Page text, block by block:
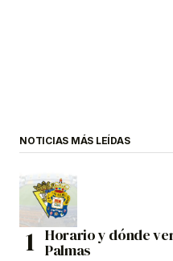
NOTICIAS MÁS LEÍDAS
Horario y dónde
Palmas